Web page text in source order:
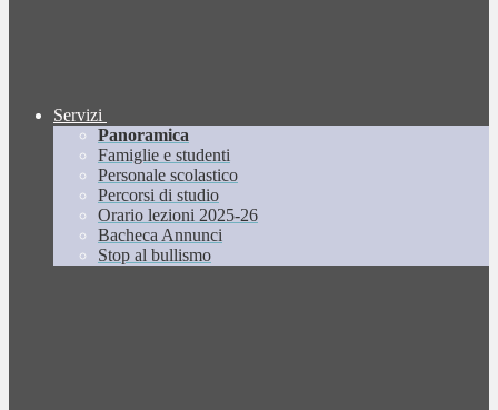
Servizi
Panoramica
Famiglie e studenti
Personale scolastico
Percorsi di studio
Orario lezioni 2025-26
Bacheca Annunci
Stop al bullismo